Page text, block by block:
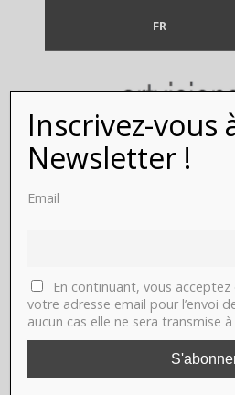
FR
Inscrivez-vous
Newsletter !
Email
En continuant, vous
votre adresse email pour l’envoi
aucun cas elle ne sera transmise